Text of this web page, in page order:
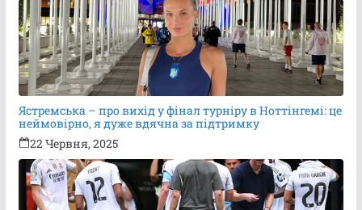
Ястремська – про вихід у фінал турніру в Ноттінгемі: це
неймовірно, я дуже вдячна за підтримку
22 Червня, 2025